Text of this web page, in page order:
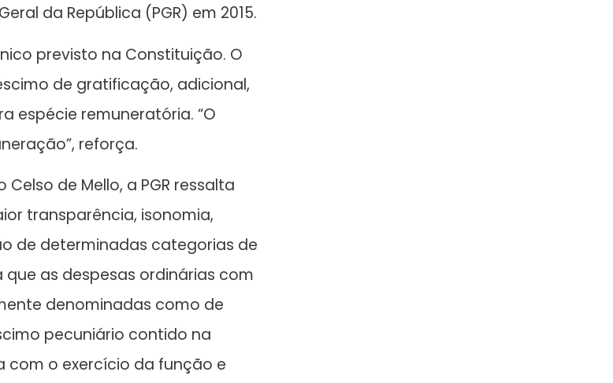
da República (PGR) em 2015.
previsto na Constituição. O
de gratificação, adicional,
espécie remuneratória. “O
reforça.
de Mello, a PGR ressalta
transparência, isonomia,
de determinadas categorias de
que as despesas ordinárias com
denominadas como de
pecuniário contido na
com o exercício da função e